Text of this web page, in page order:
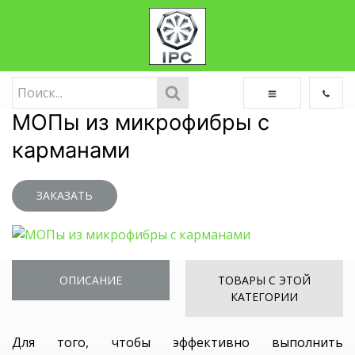
МОПы из микрофибры с
карманами
ЗАКАЗАТЬ
ОПИСАНИЕ
ТОВАРЫ С ЭТОЙ
КАТЕГОРИИ
Для того, чтобы эффективно выполнить